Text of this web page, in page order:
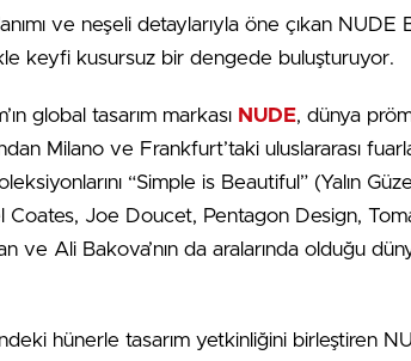
ve neşeli detaylarıyla öne çıkan NUDE
keyfi kusursuz bir dengede buluşturuyor.
global tasarım markası NUDE, dünya
Milano ve Frankfurt’taki uluslararası
“Simple is Beautiful” (Yalın
Joe Doucet, Pentagon Design,
ve Ali Bakova’nın da aralarında olduğu
hünerle tasarım yetkinliğini birleştiren